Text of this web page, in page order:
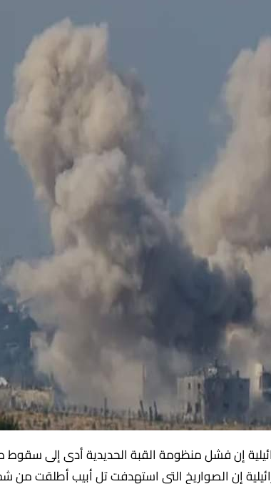
إن الصواريخ التى استهدفت تل أبيب أطلقت من